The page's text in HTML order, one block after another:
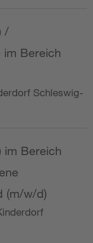
/
im Bereich
Schleswig-
im Bereich
(m/w/d)